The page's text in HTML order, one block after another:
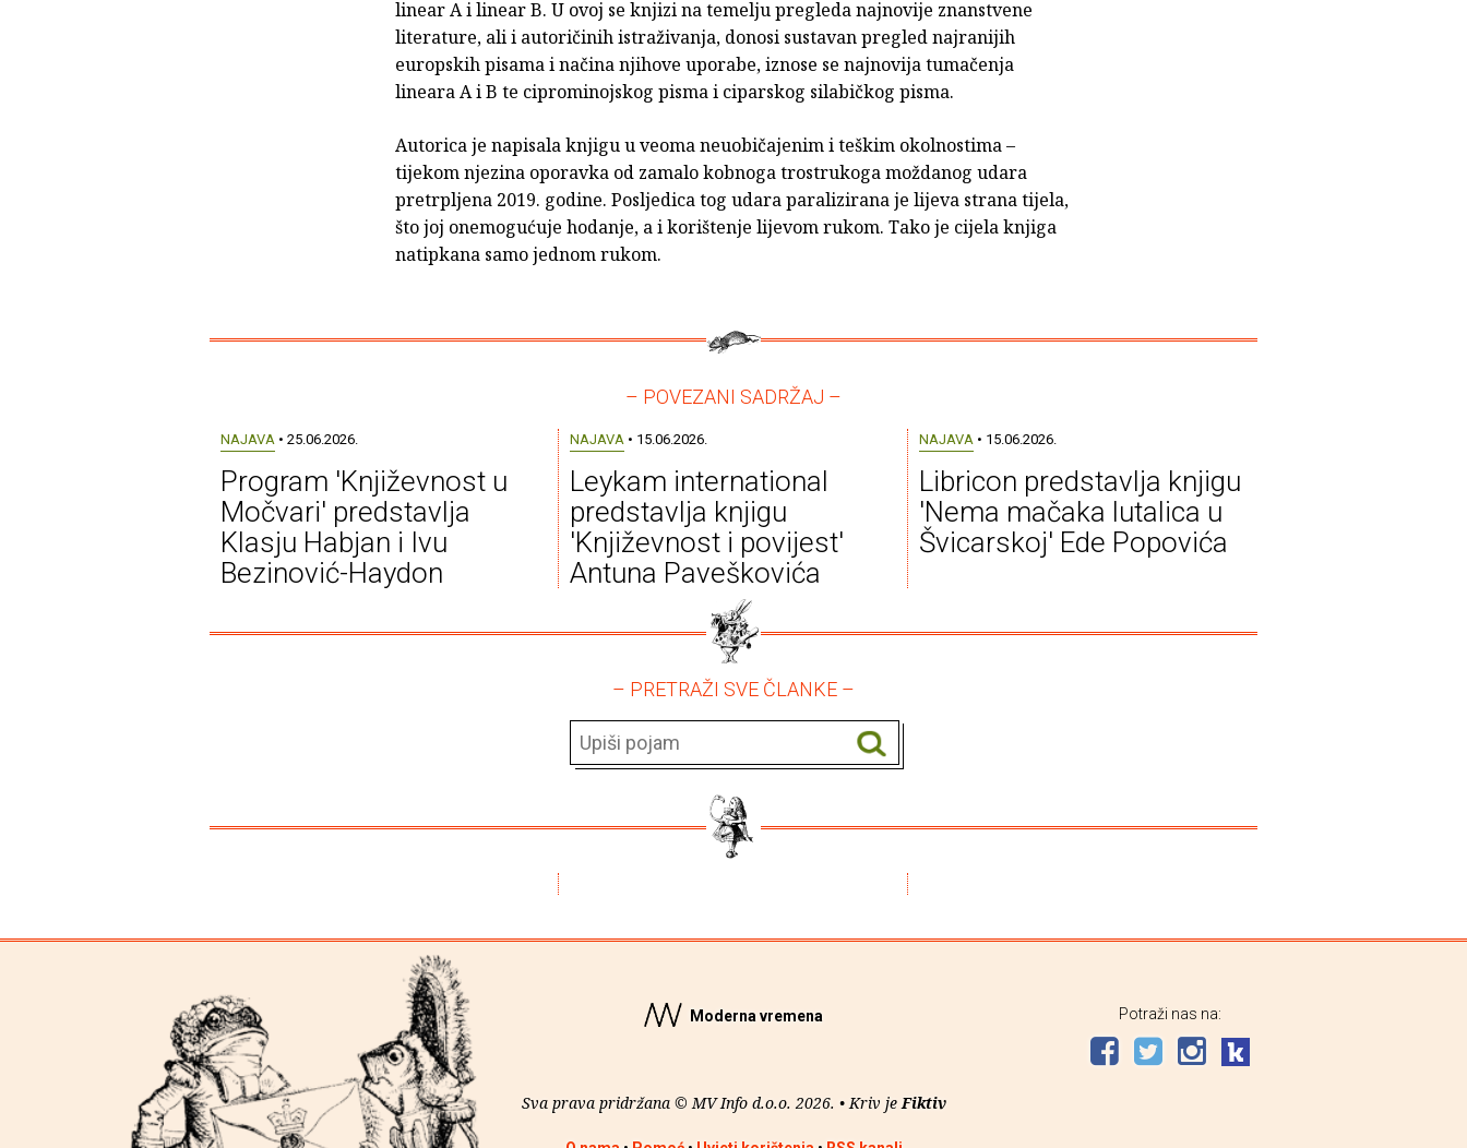
linear A i linear B. U ovoj se knjizi na temelju pregleda najnovije znanstvene
literature, ali i autoričinih istraživanja, donosi sustavan pregled najranijih
europskih pisama i načina njihove uporabe, iznose se najnovija tumačenja
lineara A i B te ciprominojskog pisma i ciparskog silabičkog pisma.
Autorica je napisala knjigu u veoma neuobičajenim i teškim okolnostima –
tijekom njezina oporavka od zamalo kobnoga trostrukoga moždanog udara
pretrpljena 2019. godine. Posljedica tog udara paralizirana je lijeva strana tijela,
što joj onemogućuje hodanje, a i korištenje lijevom rukom. Tako je cijela knjiga
natipkana samo jednom rukom.
– POVEZANI SADRŽAJ –
NAJAVA • 25.06.2026.
Program 'Književnost u
Močvari' predstavlja
Klasju Habjan i Ivu
Bezinović-Haydon
NAJAVA • 15.06.2026.
Leykam international
predstavlja knjigu
'Književnost i povijest'
Antuna Paveškovića
NAJAVA • 15.06.2026.
Libricon predstavlja knjigu
'Nema mačaka lutalica u
Švicarskoj' Ede Popovića
– PRETRAŽI SVE ČLANKE –
Moderna vremena
Sva prava pridržana © MV Info d.o.o. 2026. • Kriv je Fiktiv
Potraži nas na: